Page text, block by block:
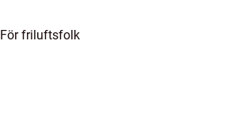
friluftsfolk